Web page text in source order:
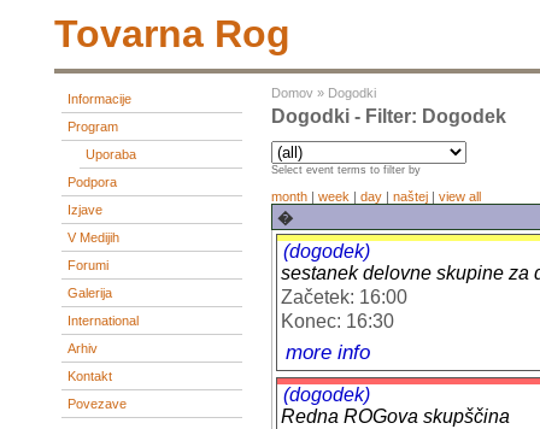
Tovarna Rog
Informacije
Program
Uporaba
Podpora
Izjave
V Medijih
Forumi
Galerija
International
Arhiv
Kontakt
Povezave
Domov » Dogodki
Dogodki - Filter: Dogodek
Select event terms to filter by
month | week | day | naštej | view all
�
(dogodek)
sestanek delovne skupine za
Začetek: 16:00
Konec: 16:30
more info
(dogodek)
Redna ROGova skupščina